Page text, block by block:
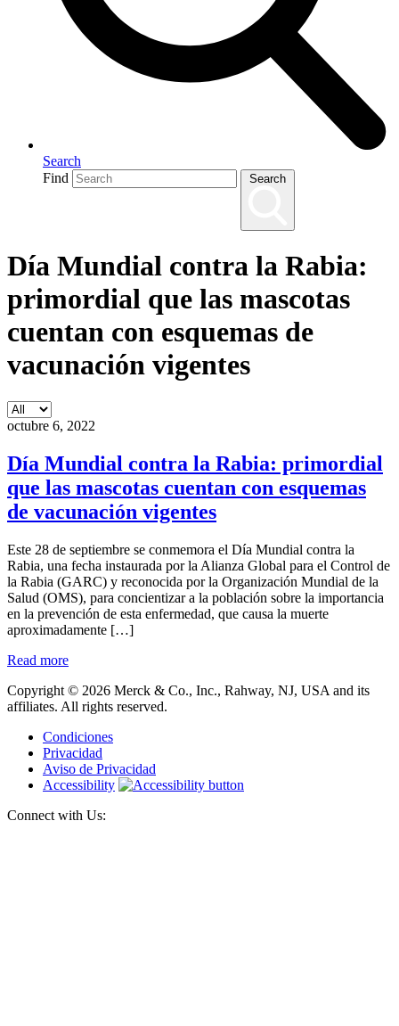
Search
Find
Search
Día Mundial contra la Rabia:
primordial que las mascotas
cuentan con esquemas de
vacunación vigentes
octubre 6, 2022
Día Mundial contra la Rabia: primordial
que las mascotas cuentan con esquemas
de vacunación vigentes
Este 28 de septiembre se conmemora el Día Mundial contra la
Rabia, una fecha instaurada por la Alianza Global para el Control de
la Rabia (GARC) y reconocida por la Organización Mundial de la
Salud (OMS), para concientizar a la población sobre la importancia
en la prevención de esta enfermedad, que causa la muerte
aproximadamente […]
Read more
Copyright © 2026 Merck & Co., Inc., Rahway, NJ, USA and its
affiliates. All rights reserved.
Condiciones
Privacidad
Aviso de Privacidad
Accessibility
Connect with Us: